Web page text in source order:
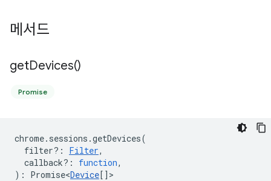
메서드
getDevices()
Promise
chrome. sessions .getDevices(
filter? : Filter,
callback? : function,
) : Promise<Device[] >